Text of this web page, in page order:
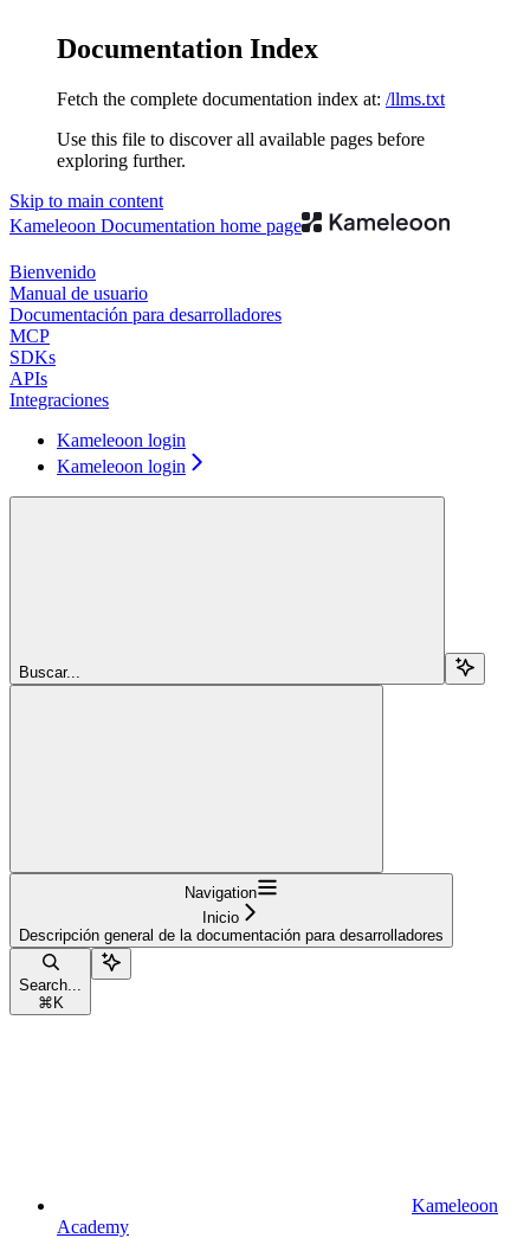
Documentation Index
Fetch the complete documentation index at: /llms.txt
Use this file to discover all available pages before
exploring further.
Skip to main content
Kameleoon Documentation home page
Bienvenido
Manual de usuario
Documentación para desarrolladores
MCP
SDKs
APIs
Integraciones
Kameleoon login
Kameleoon login
Buscar...
Navigation
Inicio
Descripción general de la documentación para desarrolladores
Search...
⌘ K
Kameleoon
Academy